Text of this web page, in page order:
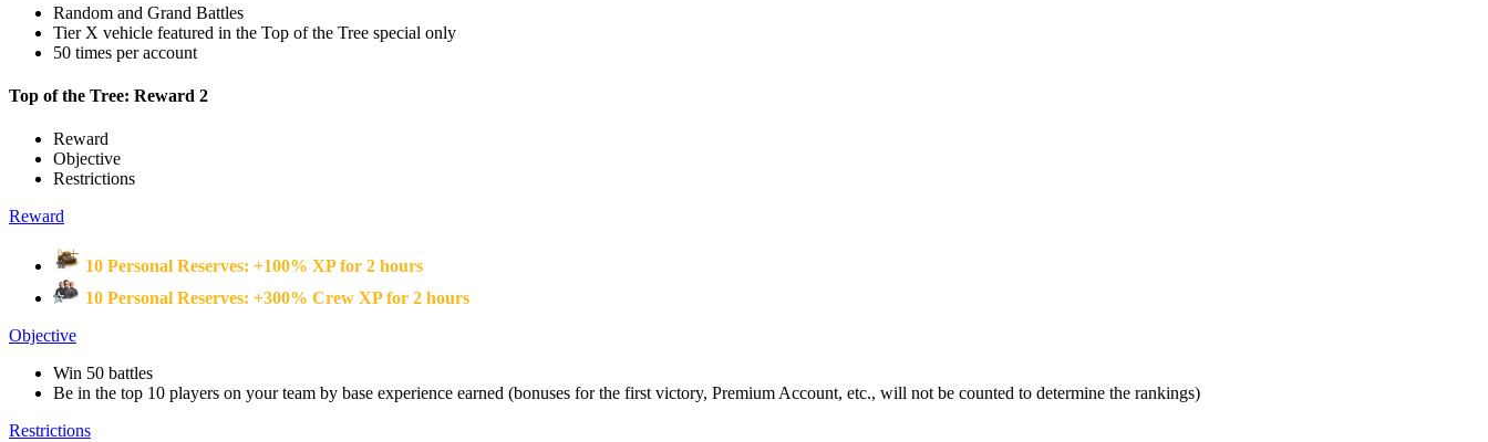
Random and Grand Battles
Tier X vehicle featured in the Top of the Tree special only
50 times per account
Top of the Tree: Reward 2
Reward
Objective
Restrictions
Reward
10 Personal Reserves: +100% XP for 2 hours
10 Personal Reserves: +300% Crew XP for 2 hours
Objective
Win 50 battles
Be in the top 10 players on your team by base experience earned (bonuses for the first victory, Premium Account, etc., will not be counted to determine the rankings)
Restrictions